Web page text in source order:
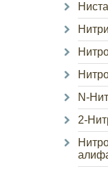
N-
2-